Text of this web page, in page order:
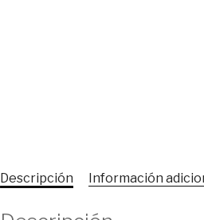
Descripción Información